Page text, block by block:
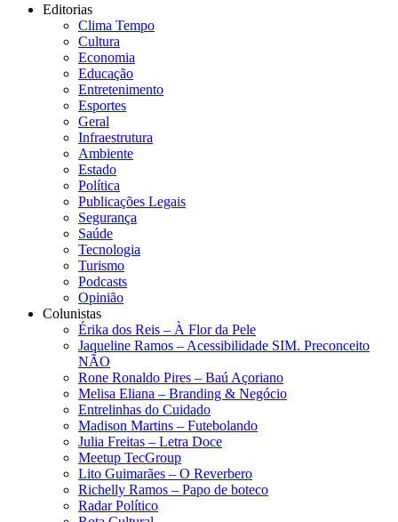
Editorias
Clima Tempo
Cultura
Economia
Educação
Entretenimento
Esportes
Geral
Infraestrutura
Ambiente
Estado
Política
Publicações Legais
Segurança
Saúde
Tecnologia
Turismo
Podcasts
Opinião
Colunistas
Érika dos Reis​ – À Flor da Pele
Jaqueline Ramos – Acessibilidade SIM. Preconceito
NÃO
Rone Ronaldo Pires – Baú Açoriano
Melisa Eliana – Branding & Negócio
Entrelinhas do Cuidado
Madison Martins – Futebolando
Julia Freitas​ – Letra Doce
Meetup TecGroup
Lito Guimarães – O Reverbero
Richelly Ramos​ – Papo de boteco
Radar Político